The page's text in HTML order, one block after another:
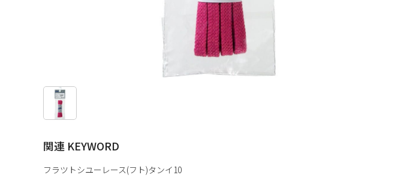
関連 KEYWORD
フラツトシユーレース(フト)タンイ10